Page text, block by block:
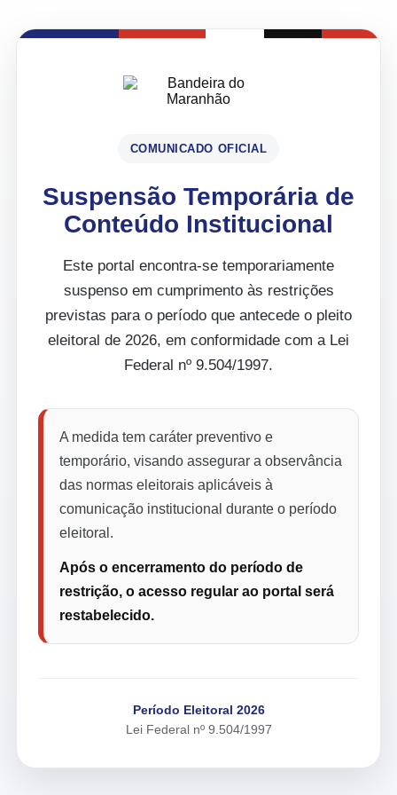
COMUNICADO OFICIAL
Suspensão Temporária de
Conteúdo Institucional
Este portal encontra-se temporariamente
suspenso em cumprimento às restrições
previstas para o período que antecede o pleito
eleitoral de 2026, em conformidade com a Lei
Federal nº 9.504/1997.
A medida tem caráter preventivo e
temporário, visando assegurar a observância
das normas eleitorais aplicáveis à
comunicação institucional durante o período
eleitoral.
Após o encerramento do período de
restrição, o acesso regular ao portal será
restabelecido.
Período Eleitoral 2026
Lei Federal nº 9.504/1997